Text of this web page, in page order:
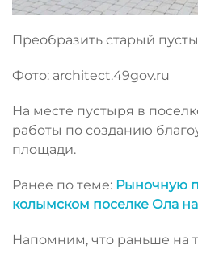
Преобразить старый
Фото: architect.49gov.ru
На месте пустыря в
работы по созданию
площади.
Ранее по теме: Рыночную
колымском поселке Ола
Напомним, что раньше на